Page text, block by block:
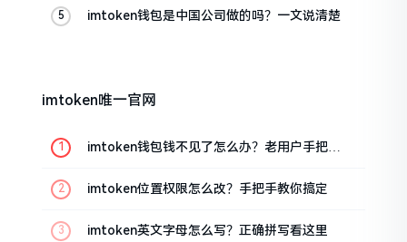
imtoken钱包是中国公司做的吗？一文说清楚
imtoken唯一官网
imtoken钱包钱不见了怎么办？老用户手把手
imtoken位置权限怎么改？手把手教你搞定
imtoken英文字母怎么写？正确拼写看这里